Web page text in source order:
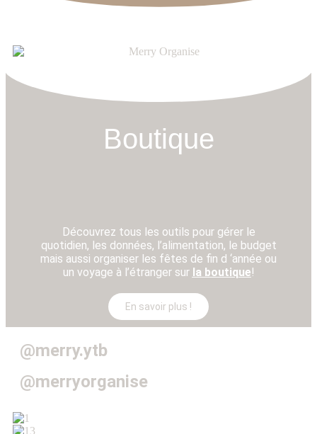
Boutique
Découvrez tous les outils pour gérer le
quotidien, les données, l’alimentation, le budget
mais aussi organiser les fêtes de fin d ‘année ou
un voyage à l’étranger sur la boutique!
En savoir plus !
@merry.ytb
@merryorganise